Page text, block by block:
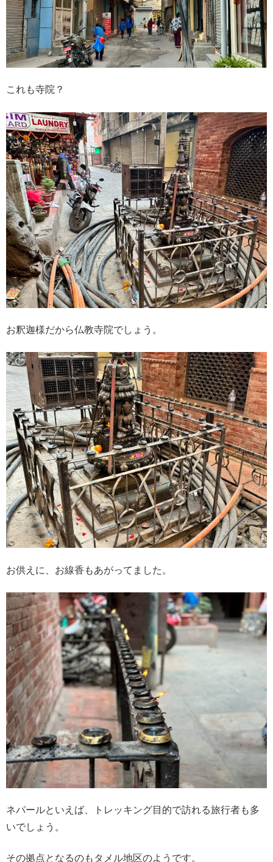
これも寺院？
お釈迦様だから仏教寺院でしょう。
お供えに、お線香もあがってました。
ネパールといえば、トレッキング目的で訪れる旅行者も多
いでしょう。
その拠点となるのもタメル地区のようです。